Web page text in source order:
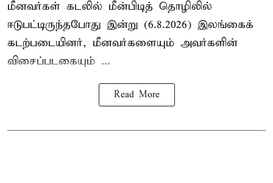
மீனவர்கள் கடலில் மீன்பிடித் தொழிலில்
ஈடுபட்டிருந்தபோது இன்று (6.8.2026) இலங்கைக்
கடற்படையினர், மீனவர்களையும் அவர்களின்
விசைப்படகையும் ...
Read More